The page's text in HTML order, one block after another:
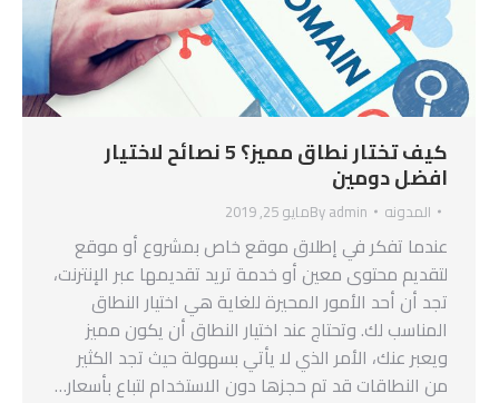
كيف تختار نطاق مميز؟ 5 نصائح لاختيار
افضل دومين
المدونه Byadmin مايو 25, 2019
عندما تفكر في إطلاق موقع خاص بمشروع أو موقع
لتقديم محتوى معين أو خدمة تريد تقديمها عبر الإنترنت،
تجد أن أحد الأمور المحيرة للغاية هي اختيار النطاق
المناسب لك. وتحتاج عند اختيار النطاق أن يكون مميز
ويعبر عنك، الأمر الذي لا يأتي بسهولة حيث تجد الكثير
من النطاقات قد تم حجزها دون الاستخدام لتباع بأسعار…